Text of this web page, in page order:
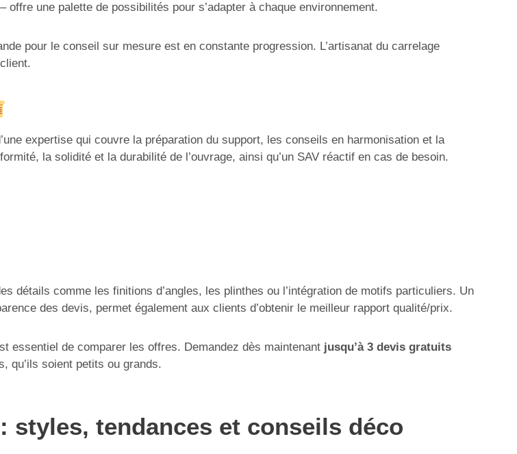
une palette de possibilités pour s’adapter à chaque environnement.
pour le conseil sur mesure est en constante progression. L’artisanat du carrelage
expertise qui couvre la préparation du support, les conseils en harmonisation et la
la solidité et la durabilité de l’ouvrage, ainsi qu’un SAV réactif en cas de besoin.
détails comme les finitions d’angles, les plinthes ou l’intégration de motifs particuliers. Un
des devis, permet également aux clients d’obtenir le meilleur rapport qualité/prix.
essentiel de comparer les offres. Demandez dès maintenant jusqu’à 3 devis gratuits
qu’ils soient petits ou grands.
styles, tendances et conseils déco